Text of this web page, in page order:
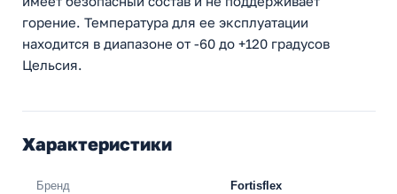
горение. Температура для ее эксплуатации
находится в диапазоне от -60 до +120 градусов
Цельсия.
Характеристики
Бренд Fortisflex